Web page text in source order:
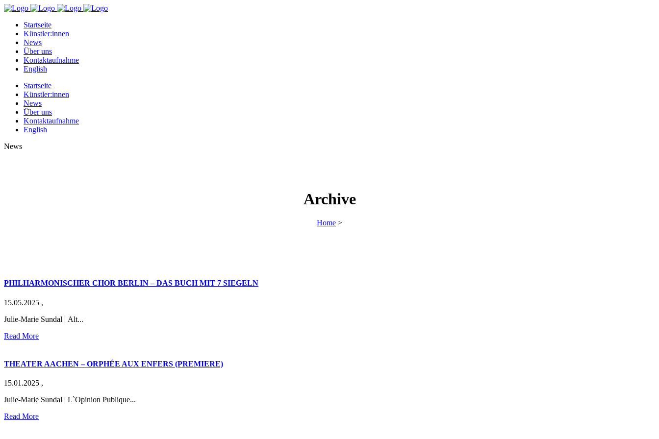
Startseite
Künstler:innen
News
Über uns
Kontaktaufnahme
English
Startseite
Künstler:innen
News
Über uns
Kontaktaufnahme
English
News
Archive
Home >
PHILHARMONISCHER CHOR BERLIN – DAS BUCH MIT 7 SIEGELN
15.05.2025 ,
Julie-Marie Sundal | Alt...
Read More
THEATER AACHEN – ORPHÉE AUX ENFERS (PREMIERE)
15.01.2025 ,
Julie-Marie Sundal | L`Opinion Publique...
Read More